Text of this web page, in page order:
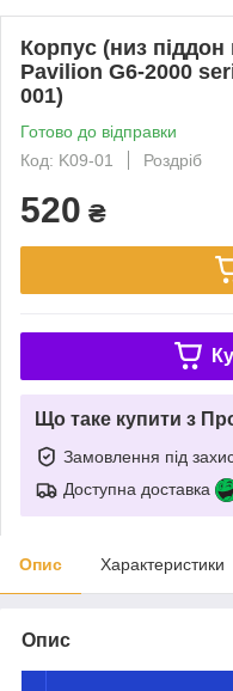
Корпус (низ
Pavilion G6-2000
001)
Готово до відправки
Код: K09-01
Роздріб
520 ₴
Що таке купити з
Замовлення під
Доступна доставка
Опис Характеристики
Опис